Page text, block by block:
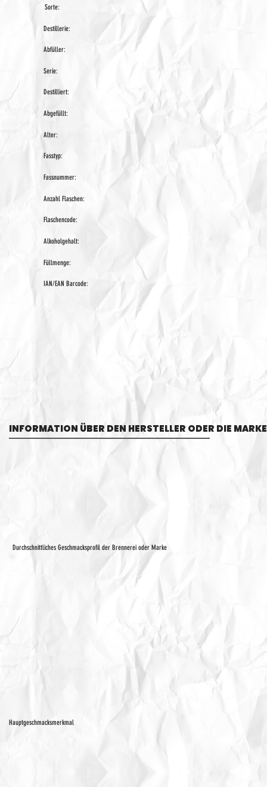
Durchschnittliches Geschmacksprofil der Brennerei oder Marke
Hauptgeschmacksmerkmal
Sorte:
Destillerie:
Abfüller:
Serie:
Destilliert:
Abgefüllt:
Alter:
Fasstyp:
Fassnummer:
Anzahl Flaschen:
Flaschencode:
Alkoholgehalt:
Füllmenge:
IAN/EAN Barcode:
INFORMATION ÜBER DEN HERSTELLER ODER DIE MARKE